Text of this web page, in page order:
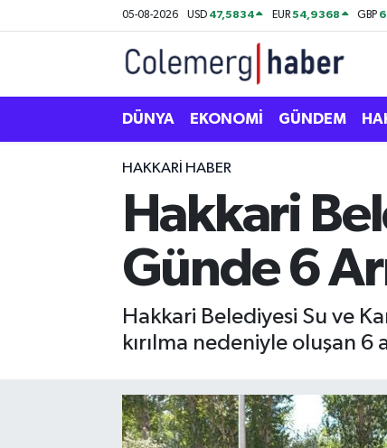
05-08-2026 USD 47,5834 EUR54,9368 GBP
DÜNYA EKONOMİ GÜNDEM
HAKKARI HABER
Hakkari
Günde 6
Hakkari Belediyesi Su ve
kırılma nedeniyle oluşan 6
Hakkari Haber
Hakkâri Nöbetçi Eczaneler
Hakkâri Hava Durumu
Hakkari Namaz Vakitleri
Hakkâri Trafik Yoğunluk Haritası
Süper Lig Puan Durumu ve Fikstür
Son Dakika Haberleri